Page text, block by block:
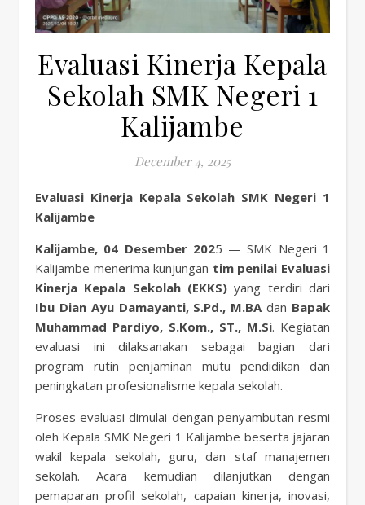
Evaluasi Kinerja Kepala
Sekolah SMK Negeri 1
Kalijambe
December 4, 2025
Evaluasi Kinerja Kepala Sekolah SMK Negeri 1
Kalijambe
Kalijambe, 04 Desember 2025 — SMK Negeri 1
Kalijambe menerima kunjungan tim penilai Evaluasi
Kinerja Kepala Sekolah (EKKS) yang terdiri dari
Ibu Dian Ayu Damayanti, S.Pd., M.BA dan Bapak
Muhammad Pardiyo, S.Kom., ST., M.Si. Kegiatan
evaluasi ini dilaksanakan sebagai bagian dari
program rutin penjaminan mutu pendidikan dan
peningkatan profesionalisme kepala sekolah.
Proses evaluasi dimulai dengan penyambutan resmi
oleh Kepala SMK Negeri 1 Kalijambe beserta jajaran
wakil kepala sekolah, guru, dan staf manajemen
sekolah. Acara kemudian dilanjutkan dengan
pemaparan profil sekolah, capaian kinerja, inovasi,